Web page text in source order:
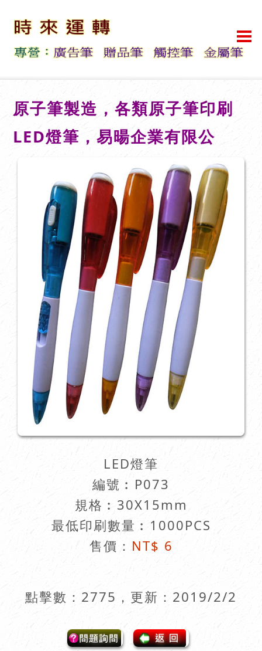
原子筆製造，各類原子筆印刷
LED燈筆，易暘企業有限公
LED燈筆
編號︰ P073
規格︰30X15mm
最低印刷數量︰1000PCS
售價： NT$ 6
點擊數：2775，更新：2019/2/2